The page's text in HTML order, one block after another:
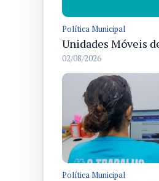
Política Municipal
02/08/2026
Política Municipal